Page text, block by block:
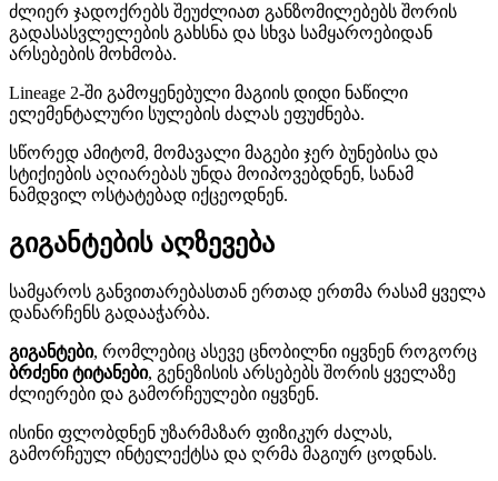
ძლიერ ჯადოქრებს შეუძლიათ განზომილებებს შორის
გადასასვლელების გახსნა და სხვა სამყაროებიდან
არსებების მოხმობა.
Lineage 2-ში გამოყენებული მაგიის დიდი ნაწილი
ელემენტალური სულების ძალას ეფუძნება.
სწორედ ამიტომ, მომავალი მაგები ჯერ ბუნებისა და
სტიქიების აღიარებას უნდა მოიპოვებდნენ, სანამ
ნამდვილ ოსტატებად იქცეოდნენ.
გიგანტების აღზევება
სამყაროს განვითარებასთან ერთად ერთმა რასამ ყველა
დანარჩენს გადააჭარბა.
გიგანტები, რომლებიც ასევე ცნობილნი იყვნენ როგორც
ბრძენი ტიტანები, გენეზისის არსებებს შორის ყველაზე
ძლიერები და გამორჩეულები იყვნენ.
ისინი ფლობდნენ უზარმაზარ ფიზიკურ ძალას,
გამორჩეულ ინტელექტსა და ღრმა მაგიურ ცოდნას.